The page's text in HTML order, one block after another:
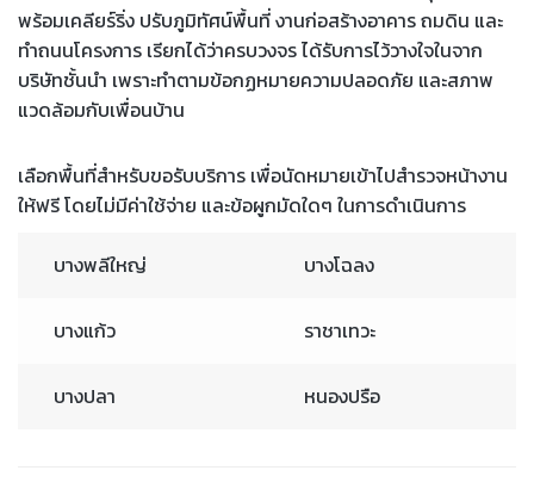
พร้อมเคลียร์ริ่ง ปรับภูมิทัศน์พื้นที่ งานก่อสร้างอาคาร ถมดิน และ
ทำถนนโครงการ เรียกได้ว่าครบวงจร ได้รับการไว้วางใจในจาก
บริษัทชั้นนำ เพราะทำตามข้อกฏหมายความปลอดภัย และสภาพ
แวดล้อมกับเพื่อนบ้าน
เลือกพื้นที่สำหรับขอรับบริการ เพื่อนัดหมายเข้าไปสำรวจหน้างาน
ให้ฟรี โดยไม่มีค่าใช้จ่าย และข้อผูกมัดใดๆ ในการดำเนินการ
บางพลีใหญ่ บางโฉลง
บางแก้ว ราชาเทวะ
บางปลา หนองปรือ